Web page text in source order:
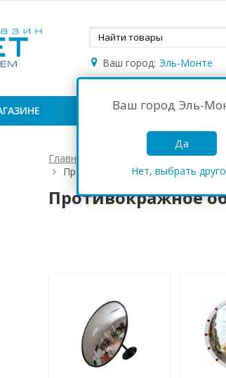
Ваш город: Эль-Монте
Ваш город Эль-
Да
Нет, выбрать
ОПЛАТА И ДОСТАВКА
Главная Антикражные системы
Противокражное оборудование
Противокражное